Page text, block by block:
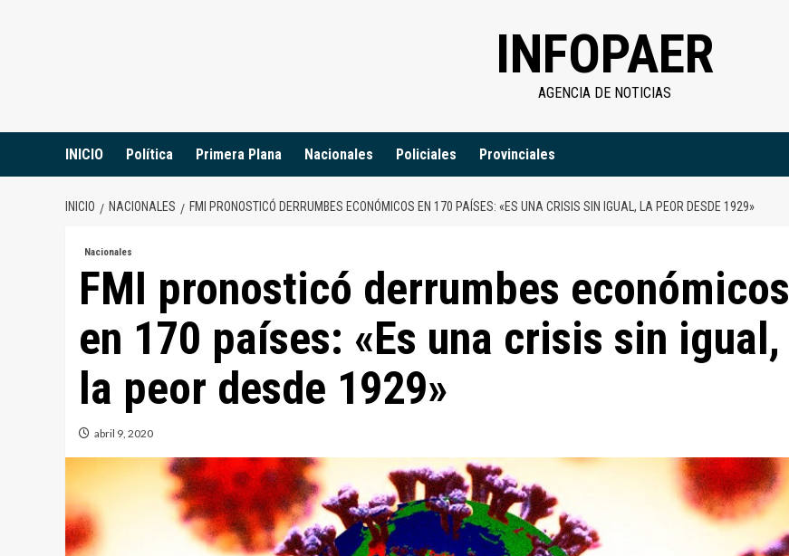
INFOPAER
AGENCIA DE NOTICIAS
INICIO Política Primera Plana Nacionales Policiales Provinciales
INICIO NACIONALES FMI PRONOSTICÓ DERRUMBES ECONÓMICOS EN 170 PAÍSES: «ES UNA CRISIS SIN IGUAL, LA PEOR DESDE 1929»
Nacionales
FMI pronosticó derrumbes económicos
en 170 países: «Es una crisis sin igual,
la peor desde 1929»
abril 9, 2020